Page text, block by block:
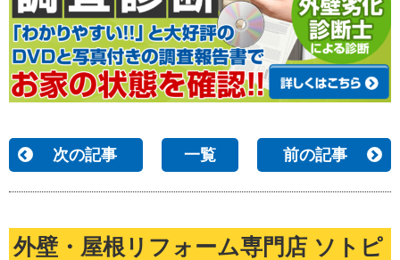
次の記事 一覧 前の記事
外壁・屋根リフォーム専門店 ソトピ